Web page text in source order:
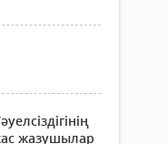
жазушылар